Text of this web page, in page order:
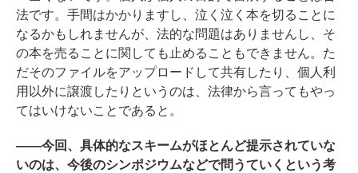
法です。手間はかかりますし、泣く泣く本を切ることに
なるかもしれませんが、法的な問題はありませんし、そ
の本を売ることに関しても止めることもできません。た
だそのファイルをアップロードして共有したり、個人利
用以外に譲渡したりというのは、法律から言ってもやっ
てはいけないことであると。
――今回、具体的なスキームがほとんど提示されていな
いのは、今後のシンポジウムなどで問うていくという考